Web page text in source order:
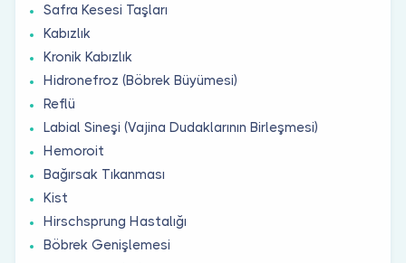
Safra Kesesi Taşları
Kabızlık
Kronik Kabızlık
Hidronefroz (Böbrek Büyümesi)
Reflü
Labial Sineşi (Vajina Dudaklarının Birleşmesi)
Hemoroit
Bağırsak Tıkanması
Kist
Hirschsprung Hastalığı
Böbrek Genişlemesi